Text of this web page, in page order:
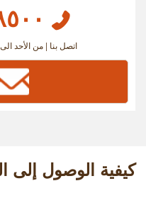
٨٥٠٠ ٤٨٦
اتصل بنا | من الأحد الى الخميس ٩
كيفية الوصول إلى